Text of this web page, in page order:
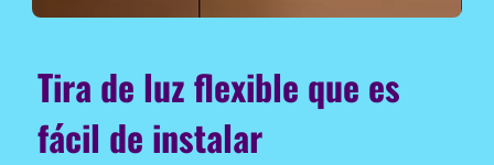
Tira de luz flexible que es
fácil de instalar